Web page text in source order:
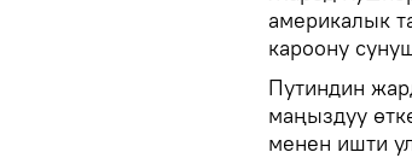
америкалык
кароону
Путиндин
маңыздуу
менен ишти